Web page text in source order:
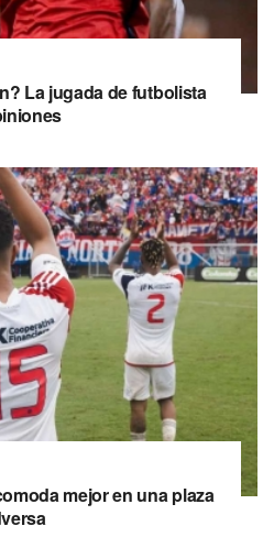
La jugada de futbolista
mejor en una plaza